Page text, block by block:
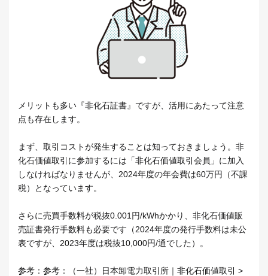
メリットも多い『非化石証書』ですが、活用にあたって注意
点も存在します。
まず、取引コストが発生することは知っておきましょう。非
化石価値取引に参加するには「非化石価値取引会員」に加入
しなければなりませんが、2024年度の年会費は60万円（不課
税）となっています。
さらに売買手数料が税抜0.001円/kWhかかり、非化石価値販
売証書発行手数料も必要です（2024年度の発行手数料は未公
表ですが、2023年度は税抜10,000円/通でした）。
参考：参考：（一社）日本卸電力取引所｜非化石価値取引 >